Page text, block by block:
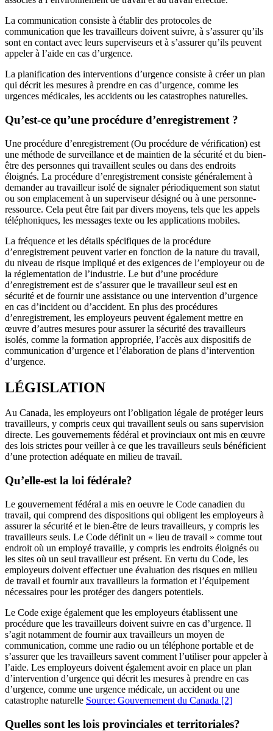
La communication consiste à établir des protocoles de
communication que les travailleurs doivent suivre, à s’assurer qu’ils
sont en contact avec leurs superviseurs et à s’assurer qu’ils peuvent
appeler à l’aide en cas d’urgence.
La planification des interventions d’urgence consiste à créer un plan
qui décrit les mesures à prendre en cas d’urgence, comme les
urgences médicales, les accidents ou les catastrophes naturelles.
Qu’est-ce qu’une procédure d’enregistrement ?
Une procédure d’enregistrement (Ou procédure de vérification) est
une méthode de surveillance et de maintien de la sécurité et du bien-
être des personnes qui travaillent seules ou dans des endroits
éloignés. La procédure d’enregistrement consiste généralement à
demander au travailleur isolé de signaler périodiquement son statut
ou son emplacement à un superviseur désigné ou à une personne-
ressource. Cela peut être fait par divers moyens, tels que les appels
téléphoniques, les messages texte ou les applications mobiles.
La fréquence et les détails spécifiques de la procédure
d’enregistrement peuvent varier en fonction de la nature du travail,
du niveau de risque impliqué et des exigences de l’employeur ou de
la réglementation de l’industrie. Le but d’une procédure
d’enregistrement est de s’assurer que le travailleur seul est en
sécurité et de fournir une assistance ou une intervention d’urgence
en cas d’incident ou d’accident. En plus des procédures
d’enregistrement, les employeurs peuvent également mettre en
œuvre d’autres mesures pour assurer la sécurité des travailleurs
isolés, comme la formation appropriée, l’accès aux dispositifs de
communication d’urgence et l’élaboration de plans d’intervention
d’urgence.
LÉGISLATION
Au Canada, les employeurs ont l’obligation légale de protéger leurs
travailleurs, y compris ceux qui travaillent seuls ou sans supervision
directe. Les gouvernements fédéral et provinciaux ont mis en œuvre
des lois strictes pour veiller à ce que les travailleurs seuls bénéficient
d’une protection adéquate en milieu de travail.
Qu’elle-est la loi fédérale?
Le gouvernement fédéral a mis en oeuvre le Code canadien du
travail, qui comprend des dispositions qui obligent les employeurs à
assurer la sécurité et le bien-être de leurs travailleurs, y compris les
travailleurs seuls. Le Code définit un « lieu de travail » comme tout
endroit où un employé travaille, y compris les endroits éloignés ou
les sites où un seul travailleur est présent. En vertu du Code, les
employeurs doivent effectuer une évaluation des risques en milieu
de travail et fournir aux travailleurs la formation et l’équipement
nécessaires pour les protéger des dangers potentiels.
Le Code exige également que les employeurs établissent une
procédure que les travailleurs doivent suivre en cas d’urgence. Il
s’agit notamment de fournir aux travailleurs un moyen de
communication, comme une radio ou un téléphone portable et de
s’assurer que les travailleurs savent comment l’utiliser pour appeler à
l’aide. Les employeurs doivent également avoir en place un plan
d’intervention d’urgence qui décrit les mesures à prendre en cas
d’urgence, comme une urgence médicale, un accident ou une
catastrophe naturelle Source: Gouvernement du Canada [2]
Quelles sont les lois provinciales et territoriales?